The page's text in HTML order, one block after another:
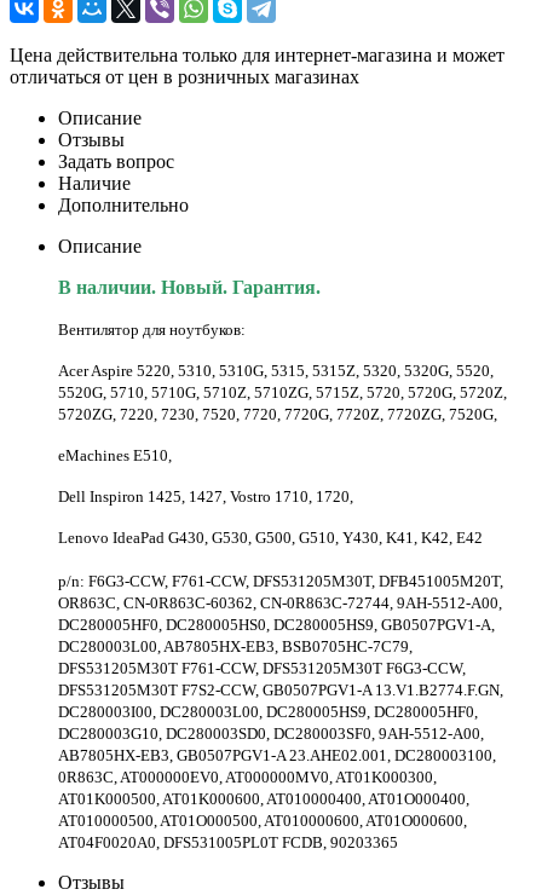
Цена действительна только для интернет-магазина и может
отличаться от цен в розничных магазинах
Описание
Отзывы
Задать вопрос
Наличие
Дополнительно
Описание
В наличии. Новый. Гарантия.
Вентилятор для ноутбуков:
Acer Aspire 5220, 5310, 5310G, 5315, 5315Z, 5320, 5320G, 5520,
5520G, 5710, 5710G, 5710Z, 5710ZG, 5715Z, 5720, 5720G, 5720Z,
5720ZG, 7220, 7230, 7520, 7720, 7720G, 7720Z, 7720ZG, 7520G,
eMachines E510,
Dell Inspiron 1425, 1427, Vostro 1710, 1720,
Lenovo IdeaPad G430, G530, G500, G510, Y430, K41, K42, E42
p/n: F6G3-CCW, F761-CCW, DFS531205M30T, DFB451005M20T,
OR863C, CN-0R863C-60362, CN-0R863C-72744, 9AH-5512-A00,
DC280005HF0, DC280005HS0, DC280005HS9, GB0507PGV1-A,
DC280003L00, AB7805HX-EB3, BSB0705HC-7C79,
DFS531205M30T F761-CCW, DFS531205M30T F6G3-CCW,
DFS531205M30T F7S2-CCW, GB0507PGV1-A 13.V1.B2774.F.GN,
DC280003I00, DC280003L00, DC280005HS9, DC280005HF0,
DC280003G10, DC280003SD0, DC280003SF0, 9AH-5512-A00,
AB7805HX-EB3, GB0507PGV1-A 23.AHE02.001, DC280003100,
0R863C, AT000000EV0, AT000000MV0, AT01K000300,
AT01K000500, AT01K000600, AT010000400, AT01O000400,
AT010000500, AT01O000500, AT010000600, AT01O000600,
AT04F0020A0, DFS531005PL0T FCDB, 90203365
Отзывы